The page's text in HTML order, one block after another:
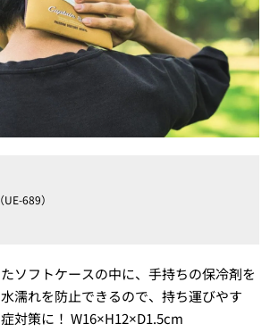
689）
ソフトケースの中に、手持ちの保冷剤を
濡れを防止できるので、持ち運びやす
対策に！ W16×H12×D1.5cm